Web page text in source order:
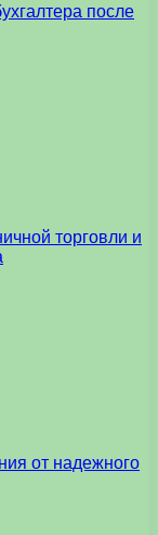
после
торговли и
от надежного